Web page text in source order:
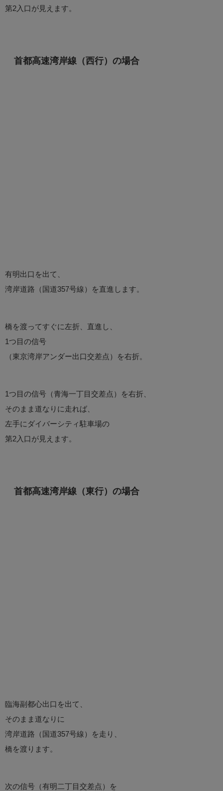
第2入口が見えます。
首都高速湾岸線（西行）の場合
有明出口を出て、
湾岸道路（国道357号線）を直進します。
橋を渡ってすぐに左折、直進し、
1つ目の信号
（東京湾岸アンダー出口交差点）を右折。
1つ目の信号（青海一丁目交差点）を右折、
そのまま道なりに走れば、
左手にダイバーシティ駐車場の
第2入口が見えます。
首都高速湾岸線（東行）の場合
臨海副都心出口を出て、
そのまま道なりに
湾岸道路（国道357号線）を走り、
橋を渡ります。
次の信号（有明二丁目交差点）を